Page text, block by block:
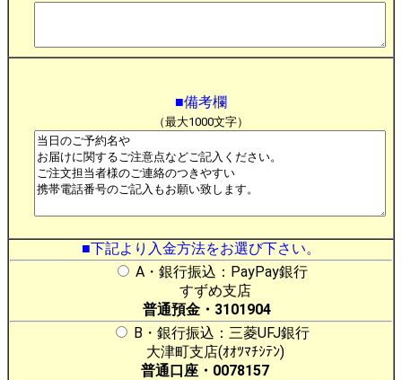
■備考欄
（最大1000文字）
■下記より入金方法をお選び下さい。
A・銀行振込：PayPay銀行
すずめ支店
普通預金・3101904
B・銀行振込：三菱UFJ銀行
大津町支店(ｵｵﾂﾏﾁｼﾃﾝ)
普通口座・0078157